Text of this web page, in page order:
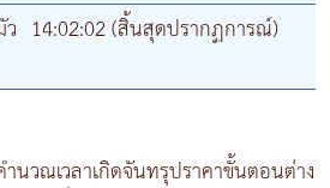
14:02:02 (สิ้นสุดปรากฏการณ์)
นวณเวลาเกิดจันทรุปราคาขั้นตอนต่าง